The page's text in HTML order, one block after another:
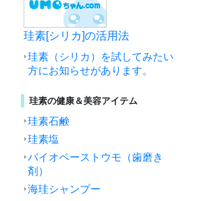
珪素[シリカ]の活用法
珪素（シリカ）を試してみたい
方にお知らせがあります。
珪素の健康＆美容アイテム
珪素石鹸
珪素塩
バイオペーストウモ（歯磨き
剤）
海珪シャンプー